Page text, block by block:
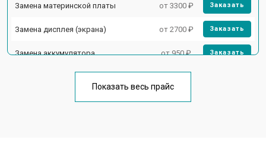
Замена материнской платы от 3300 ₽ Заказать
Замена дисплея (экрана) от 2700 ₽ Заказать
Замена аккумулятора от 950 ₽ Заказать
Ремонт цепи питания от 3200 ₽
Показать весь прайс